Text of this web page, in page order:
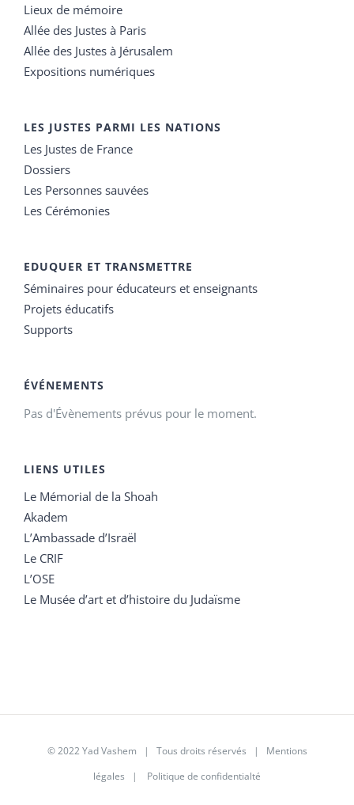
Lieux de mémoire
Allée des Justes à Paris
Allée des Justes à Jérusalem
Expositions numériques
LES JUSTES PARMI LES NATIONS
Les Justes de France
Dossiers
Les Personnes sauvées
Les Cérémonies
EDUQUER ET TRANSMETTRE
Séminaires pour éducateurs et enseignants
Projets éducatifs
Supports
ÉVÉNEMENTS
Pas d'Évènements prévus pour le moment.
LIENS UTILES
Le Mémorial de la Shoah
Akadem
L’Ambassade d’Israël
Le CRIF
L’OSE
Le Musée d’art et d’histoire du Judaïsme
© 2022 Yad Vashem | Tous droits réservés | Mentions
légales | Politique de confidentialté